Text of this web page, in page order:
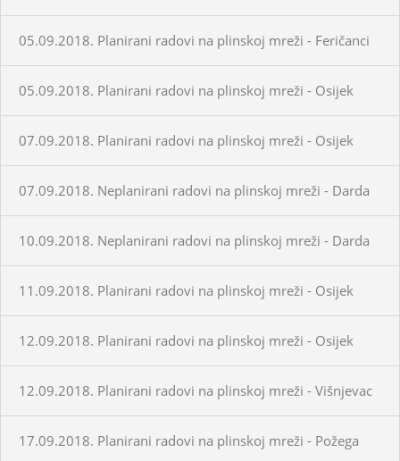
05.09.2018. Planirani radovi na plinskoj mreži - Feričanci
05.09.2018. Planirani radovi na plinskoj mreži - Osijek
07.09.2018. Planirani radovi na plinskoj mreži - Osijek
07.09.2018. Neplanirani radovi na plinskoj mreži - Darda
10.09.2018. Neplanirani radovi na plinskoj mreži - Darda
11.09.2018. Planirani radovi na plinskoj mreži - Osijek
12.09.2018. Planirani radovi na plinskoj mreži - Osijek
12.09.2018. Planirani radovi na plinskoj mreži - Višnjevac
17.09.2018. Planirani radovi na plinskoj mreži - Požega